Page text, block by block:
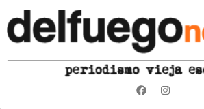
F
a
I
n